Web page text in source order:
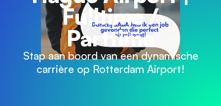
Fulltime /
Parttime
Stap aan boord van een dynamische
carrière op Rotterdam Airport!